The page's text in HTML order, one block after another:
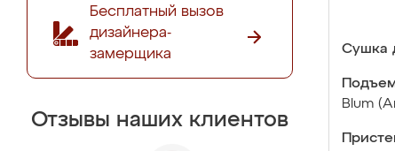
Бесплатный вызов
дизайнера-
замерщика
Отзывы наших клиентов
Сушка
Blum